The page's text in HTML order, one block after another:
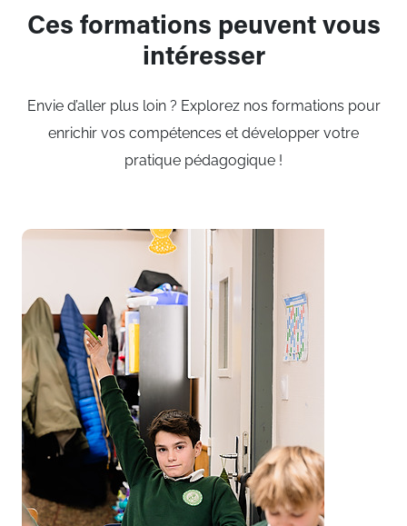
Ces formations peuvent vous
intéresser
Envie d’aller plus loin ? Explorez nos formations pour
enrichir vos compétences et développer votre
pratique pédagogique !